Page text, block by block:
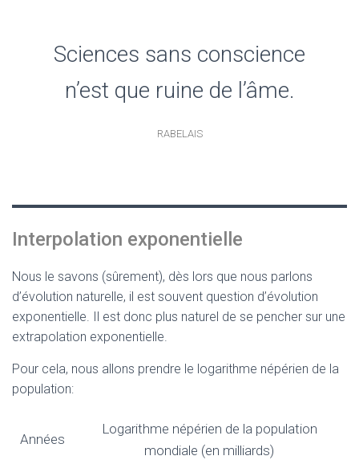
Sciences sans conscience
n’est que ruine de l’âme.
RABELAIS
Interpolation exponentielle
Nous le savons (sûrement), dès lors que nous parlons
d’évolution naturelle, il est souvent question d’évolution
exponentielle. Il est donc plus naturel de se pencher sur une
extrapolation exponentielle.
Pour cela, nous allons prendre le logarithme népérien de la
population:
Années
Logarithme népérien de la population
mondiale (en milliards)